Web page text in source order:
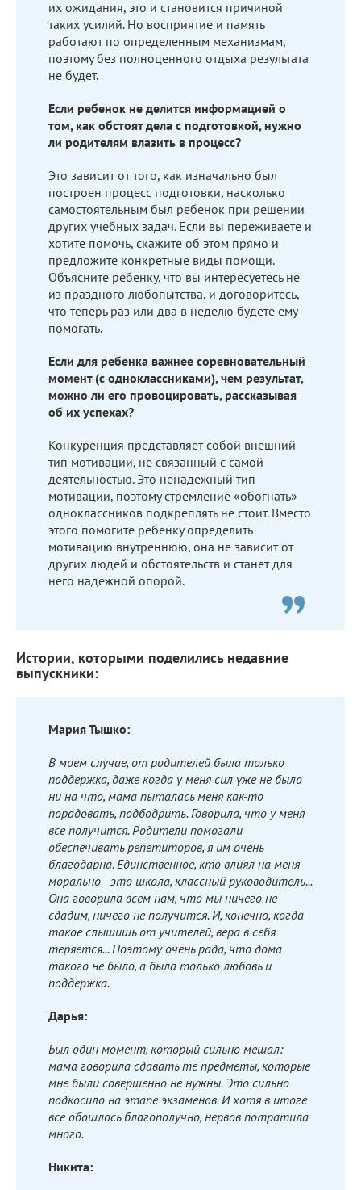
их ожидания, это и становится причиной
таких усилий. Но восприятие и память
работают по определенным механизмам,
поэтому без полноценного отдыха результата
не будет.
Если ребенок не делится информацией о
том, как обстоят дела с подготовкой, нужно
ли родителям влазить в процесс?
Это зависит от того, как изначально был
построен процесс подготовки, насколько
самостоятельным был ребенок при решении
других учебных задач. Если вы переживаете и
хотите помочь, скажите об этом прямо и
предложите конкретные виды помощи.
Объясните ребенку, что вы интересуетесь не
из праздного любопытства, и договоритесь,
что теперь раз или два в неделю будете ему
помогать.
Если для ребенка важнее соревновательный
момент (с одноклассниками), чем результат,
можно ли его провоцировать, рассказывая
об их успехах?
Конкуренция представляет собой внешний
тип мотивации, не связанный с самой
деятельностью. Это ненадежный тип
мотивации, поэтому стремление «обогнать»
одноклассников подкреплять не стоит. Вместо
этого помогите ребенку определить
мотивацию внутреннюю, она не зависит от
других людей и обстоятельств и станет для
него надежной опорой.
Истории, которыми поделились недавние
выпускники:
Мария Тышко:
В моем случае, от родителей была только
поддержка, даже когда у меня сил уже не было
ни на что, мама пыталась меня как-то
порадовать, подбодрить. Говорила, что у меня
все получится. Родители помогали
обеспечивать репетиторов, я им очень
благодарна. Единственное, кто влиял на меня
морально - это школа, классный руководитель...
Она говорила всем нам, что мы ничего не
сдадим, ничего не получится. И, конечно, когда
такое слышишь от учителей, вера в себя
теряется... Поэтому очень рада, что дома
такого не было, а была только любовь и
поддержка.
Дарья:
Был один момент, который сильно мешал:
мама говорила сдавать те предметы, которые
мне были совершенно не нужны. Это сильно
подкосило на этапе экзаменов. И хотя в итоге
все обошлось благополучно, нервов потратила
много.
Никита: